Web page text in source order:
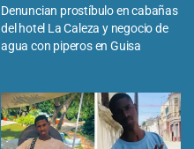
Denuncian prostíbulo en cabañas
del hotel La Caleza y negocio de
agua con piperos en Guisa